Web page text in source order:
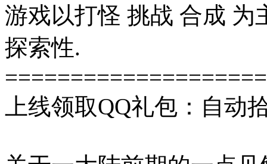
游戏以打怪 挑战 合成 为
探索性.
上线领取QQ礼包：自动